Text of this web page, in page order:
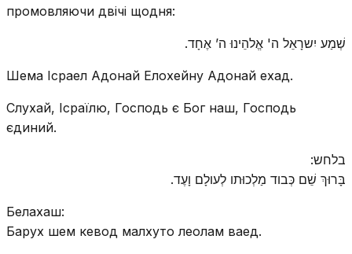
промовляючи двічі щодня:
שְׁמַע יִשרָאֵל ה' אֱלהֵינוּ ה’ אֶחָד.
Шема Ісраел Адонай Елохейну Адонай ехад.
Слухай, Ісраїлю, Господь є Бог наш, Господь
єдиний.
בלחש:
בָּרוּךְ שֵׁם כְּבוד מַלְכוּתו לְעולָם וָעֶד.
Белахаш:
Барух шем кевод малхуто леолам ваед.